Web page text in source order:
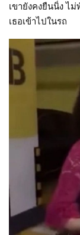
เขายังคงยืนนิ่ง ไ
เธอเข้าไปในรถ